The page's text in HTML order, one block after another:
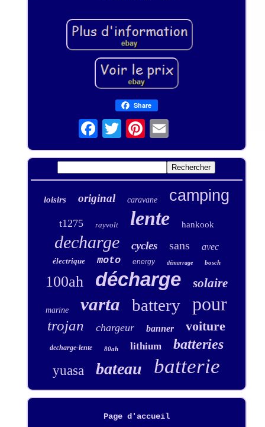
Share
loisirs original caravane camping
t1275 rayvolt lente hankook
decharge cycles sans avec
électrique moto energy démarrage bosch
100ah décharge solaire
marine varta battery pour
trojan chargeur banner voiture
decharge-lente 80ah lithium batteries
yuasa bateau batterie
Page d'accueil